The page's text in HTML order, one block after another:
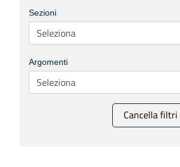
Sezioni
Argomenti
Cancella filtri